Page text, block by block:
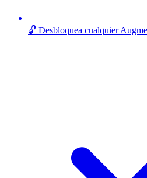
🔓 Desbloquea cualquier